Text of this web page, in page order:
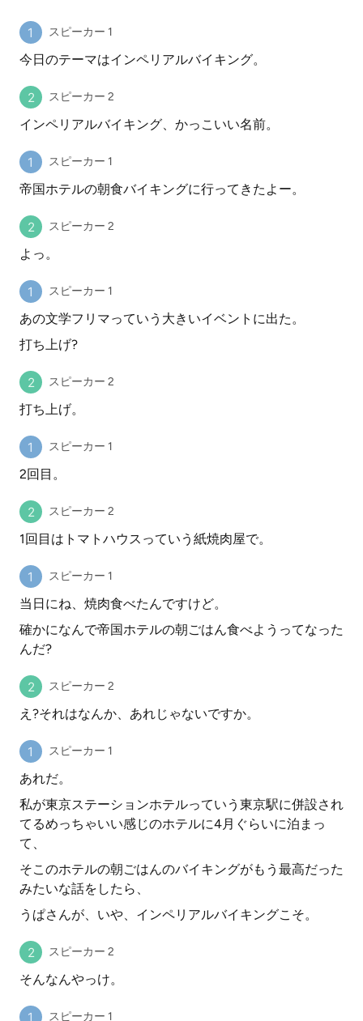
スピーカー 1
今日のテーマはインペリアルバイキング。
スピーカー 2
インペリアルバイキング、かっこいい名前。
スピーカー 1
帝国ホテルの朝食バイキングに行ってきたよー。
スピーカー 2
よっ。
スピーカー 1
あの文学フリマっていう大きいイベントに出た。
打ち上げ?
スピーカー 2
打ち上げ。
スピーカー 1
2回目。
スピーカー 2
1回目はトマトハウスっていう紙焼肉屋で。
スピーカー 1
当日にね、焼肉食べたんですけど。
確かになんで帝国ホテルの朝ごはん食べようってなった
んだ?
スピーカー 2
え?それはなんか、あれじゃないですか。
スピーカー 1
あれだ。
私が東京ステーションホテルっていう東京駅に併設され
てるめっちゃいい感じのホテルに4月ぐらいに泊まっ
て、
そこのホテルの朝ごはんのバイキングがもう最高だった
みたいな話をしたら、
うぱさんが、いや、インペリアルバイキングこそ。
スピーカー 2
そんなんやっけ。
スピーカー 1